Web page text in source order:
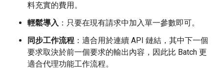
料充實的費用。
輕鬆導入 ：只要在現有請求中加入單一參數即可。
同步工作流程 ：適合用於連續 API 鏈結，其中下一個
要求取決於前一個要求的輸出內容，因此比 Batch 更
適合代理功能工作流程。